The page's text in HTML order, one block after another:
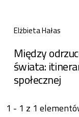
Elżbieta Hałas
Między
świata:
społecznej
1 - 1 z 1